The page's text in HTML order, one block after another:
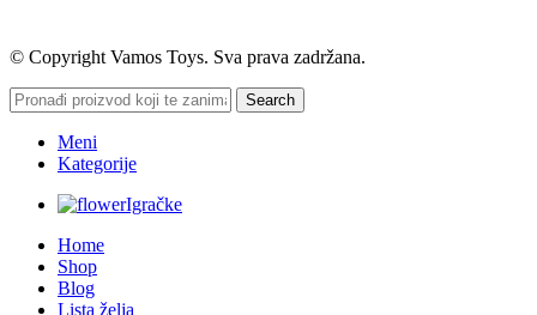
© Copyright Vamos Toys. Sva prava zadržana.
Search
Meni
Kategorije
Igračke
Home
Shop
Blog
Lista želja